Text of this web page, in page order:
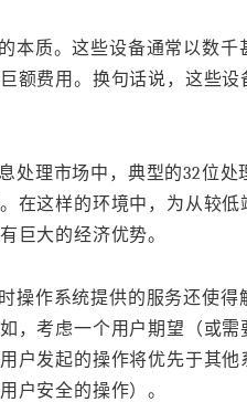
本质。这些设备通常以数
额费用。换句话说，这些
处理市场中，典型的32位
在这样的环境中，为从较
巨大的经济优势。
操作系统提供的服务还使
，考虑一个用户期望（或
户发起的操作将优先于其
户安全的操作）。